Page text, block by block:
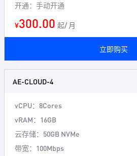
开通：手动开通
¥300.00 起/ 月
立即购买
AE-CLOUD-4
vCPU：8Cores
vRAM：16GB
云存储：50GB NVMe
带宽：100Mbps